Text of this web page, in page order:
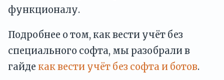
функционалу.
Подробнее о том, как вести учёт без
специального софта, мы разобрали в
гайде как вести учёт без софта и ботов.